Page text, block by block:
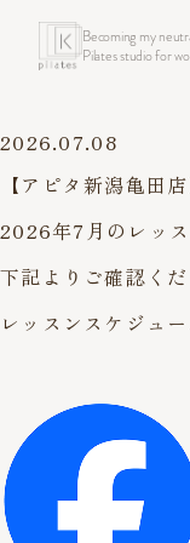
Becoming my
Pilates studio for
2026.07.08
【アピタ新潟亀田
2026年7月のレッ
下記よりご確認くだ
レッスンスケジュ